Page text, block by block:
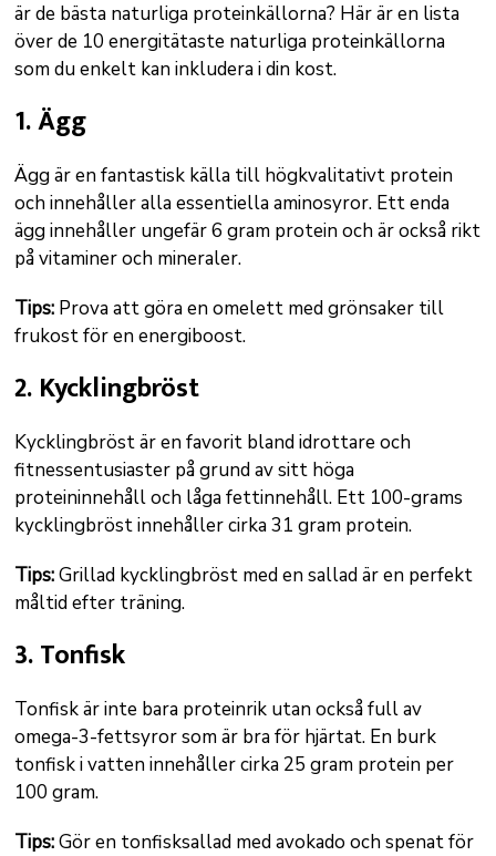
är de bästa naturliga proteinkällorna? Här är en lista
över de 10 energitätaste naturliga proteinkällorna
som du enkelt kan inkludera i din kost.
1. Ägg
Ägg är en fantastisk källa till högkvalitativt protein
och innehåller alla essentiella aminosyror. Ett enda
ägg innehåller ungefär 6 gram protein och är också rikt
på vitaminer och mineraler.
Tips: Prova att göra en omelett med grönsaker till
frukost för en energiboost.
2. Kycklingbröst
Kycklingbröst är en favorit bland idrottare och
fitnessentusiaster på grund av sitt höga
proteininnehåll och låga fettinnehåll. Ett 100-grams
kycklingbröst innehåller cirka 31 gram protein.
Tips:Grillad kycklingbröst med en sallad är en perfekt
måltid efter träning.
3. Tonfisk
Tonfisk är inte bara proteinrik utan också full av
omega-3-fettsyror som är bra för hjärtat. En burk
tonfisk i vatten innehåller cirka 25 gram protein per
100 gram.
Tips:Gör en tonfisksallad med avokado och spenat för